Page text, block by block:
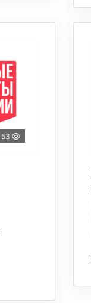
53